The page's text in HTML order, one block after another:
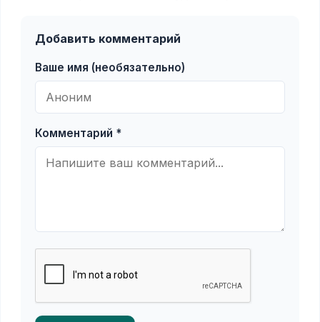
Добавить комментарий
Ваше имя (необязательно)
Комментарий *